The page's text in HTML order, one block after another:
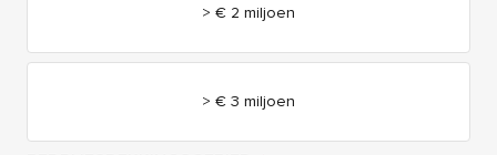
> € 2 miljoen
> € 3 miljoen